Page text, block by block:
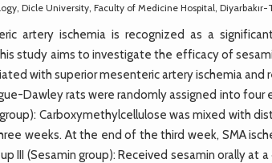
Dicle University, Faculty of Medicine Hospital, Diyarbakır-
artery ischemia is recognized as a
study aims to investigate the efficacy of
with superior mesenteric artery ischemia and
Dawley rats were randomly assigned into four
Carboxymethylcellulose was mixed with
weeks. At the end of the third week, SMA
III (Sesamin group): Received sesamin orally at